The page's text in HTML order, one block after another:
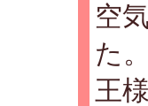
空
た。
王